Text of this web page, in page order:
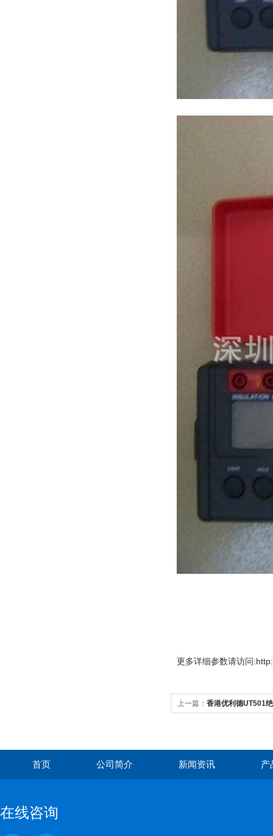
更多详细参数请访问
上一篇： 香港优利德UT501
首页 公司简介 新闻资讯 产
在线咨询